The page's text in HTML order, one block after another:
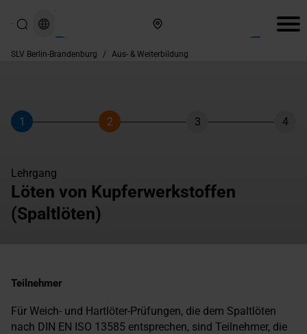
SLV Berlin-Brandenburg / Aus- & Weiterbildung
Schritt
1
Schritt
2
Schritt
3 4
Lehrgang
Löten von Kupferwerkstoffen
(Spaltlöten)
Teilnehmer
Für Weich- und Hartlöter-Prüfungen, die dem Spaltlöten
nach DIN EN ISO 13585 entsprechen, sind Teilnehmer, die